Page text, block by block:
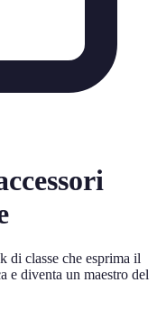
di classe che esprima il
e diventa un maestro del